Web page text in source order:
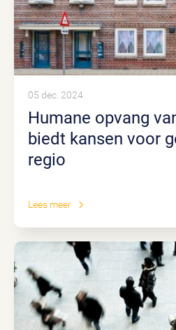
Humane opvang van nieuwkomers
biedt kansen voor
regio
05 dec. 2024
Lees meer